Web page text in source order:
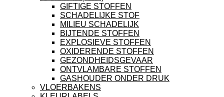
GIFTIGE STOFFEN
SCHADELIJKE STOF
MILIEU SCHADELIJK
BIJTENDE STOFFEN
EXPLOSIEVE STOFFEN
OXIDERENDE STOFFEN
GEZONDHEIDSGEVAAR
ONTVLAMBARE STOFFEN
GASHOUDER ONDER DRUK
VLOERBAKENS